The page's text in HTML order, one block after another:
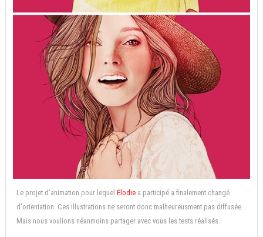
Le projet d'animation pour lequel Ëlodie a participé a finalement changé
d'orientation. Ces illustrations ne seront donc malheureusment pas diffusée...
Mais nous voulions néanmoins partager avec vous les tests réalisés.